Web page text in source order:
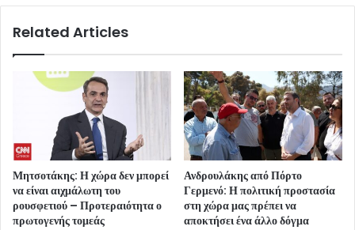
Related Articles
Μητσοτάκης: Η χώρα δεν μπορεί
να είναι αιχμάλωτη του
ρουσφετιού – Προτεραιότητα ο
πρωτογενής τομεάς
Ανδρουλάκης από Πόρτο
Γερμενό: Η πολιτική προστασία
στη χώρα μας πρέπει να
αποκτήσει ένα άλλο δόγμα